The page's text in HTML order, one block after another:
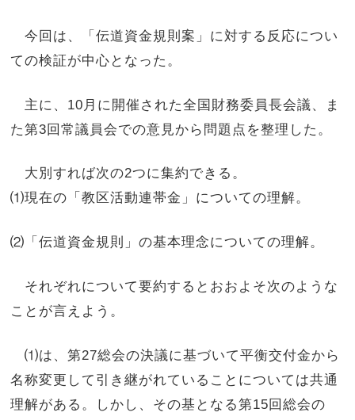
今回は、「伝道資金規則案」に対する反応につい
ての検証が中心となった。
主に、10月に開催された全国財務委員長会議、ま
た第3回常議員会での意見から問題点を整理した。
大別すれば次の2つに集約できる。
⑴現在の「教区活動連帯金」についての理解。
⑵「伝道資金規則」の基本理念についての理解。
それぞれについて要約するとおおよそ次のような
ことが言えよう。
⑴は、第27総会の決議に基づいて平衡交付金から
名称変更して引き継がれていることについては共通
理解がある。しかし、その基となる第15回総会の